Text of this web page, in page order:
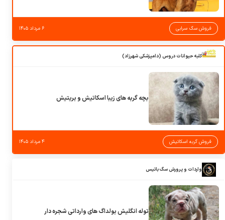
فروش سگ سرابی ۶ مرداد ۱۴۰۵
کلبه حیوانات دروس (دامپزشکی شهرزاد)
بچه گربه های زیبا اسکاتیش و بریتیش
فروش گربه اسکاتیش ۴ مرداد ۱۴۰۵
واردات و پرورش سگ باتیس
توله انگلیش بولداگ های وارداتی شجره دار